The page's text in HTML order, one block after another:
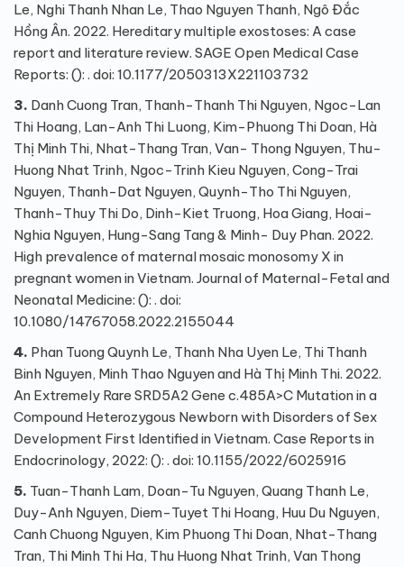
Le, Nghi Thanh Nhan Le, Thao Nguyen Thanh, Ngô Đắc
Hồng Ân. 2022. Hereditary multiple exostoses: A case
report and literature review. SAGE Open Medical Case
Reports: (): . doi: 10.1177/2050313X221103732
3. Danh Cuong Tran, Thanh-Thanh Thi Nguyen, Ngoc-Lan
Thi Hoang, Lan-Anh Thi Luong, Kim-Phuong Thi Doan, Hà
Thị Minh Thi, Nhat-Thang Tran, Van- Thong Nguyen, Thu-
Huong Nhat Trinh, Ngoc-Trinh Kieu Nguyen, Cong-Trai
Nguyen, Thanh-Dat Nguyen, Quynh-Tho Thi Nguyen,
Thanh-Thuy Thi Do, Dinh-Kiet Truong, Hoa Giang, Hoai-
Nghia Nguyen, Hung-Sang Tang & Minh- Duy Phan. 2022.
High prevalence of maternal mosaic monosomy X in
pregnant women in Vietnam. Journal of Maternal-Fetal and
Neonatal Medicine: (): . doi:
10.1080/14767058.2022.2155044
4. Phan Tuong Quynh Le, Thanh Nha Uyen Le, Thi Thanh
Binh Nguyen, Minh Thao Nguyen and Hà Thị Minh Thi. 2022.
An Extremely Rare SRD5A2 Gene c.485A>C Mutation in a
Compound Heterozygous Newborn with Disorders of Sex
Development First Identified in Vietnam. Case Reports in
Endocrinology, 2022: (): . doi: 10.1155/2022/6025916
5. Tuan-Thanh Lam, Doan-Tu Nguyen, Quang Thanh Le,
Duy-Anh Nguyen, Diem-Tuyet Thi Hoang, Huu Du Nguyen,
Canh Chuong Nguyen, Kim Phuong Thi Doan, Nhat-Thang
Tran, Thi Minh Thi Ha, Thu Huong Nhat Trinh, Van Thong